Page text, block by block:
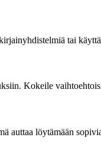
tai
Kokeile
löytämään